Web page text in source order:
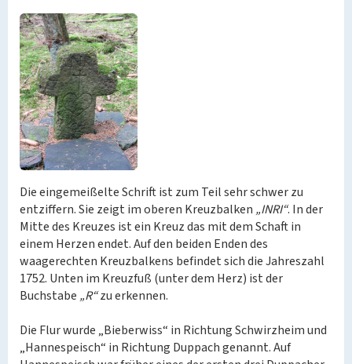
Die eingemeißelte Schrift ist zum Teil sehr schwer zu
entziffern. Sie zeigt im oberen Kreuzbalken „INRI“. In der
Mitte des Kreuzes ist ein Kreuz das mit dem Schaft in
einem Herzen endet. Auf den beiden Enden des
waagerechten Kreuzbalkens befindet sich die Jahreszahl
1752. Unten im Kreuzfuß (unter dem Herz) ist der
Buchstabe „R“zu erkennen.
Die Flur wurde „Bieberwiss“ in Richtung Schwirzheim und
„Hannespeisch“ in Richtung Duppach genannt. Auf